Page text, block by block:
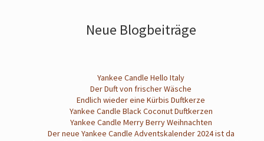
Neue Blogbeiträge
Yankee Candle Hello Italy
Der Duft von frischer Wäsche
Endlich wieder eine Kürbis Duftkerze
Yankee Candle Black Coconut Duftkerzen
Yankee Candle Merry Berry Weihnachten
Der neue Yankee Candle Adventskalender 2024 ist da